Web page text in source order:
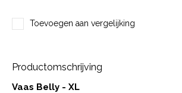
Toevoegen aan vergelijking
Productomschrijving
Vaas Belly - XL